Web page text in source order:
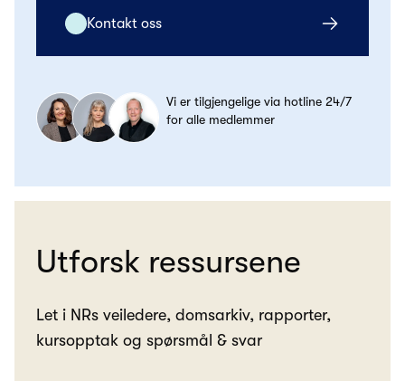
Kontakt oss
Vi er tilgjengelige via hotline 24/7
for alle medlemmer
Utforsk ressursene
Let i NRs veiledere, domsarkiv, rapporter,
kursopptak og spørsmål & svar